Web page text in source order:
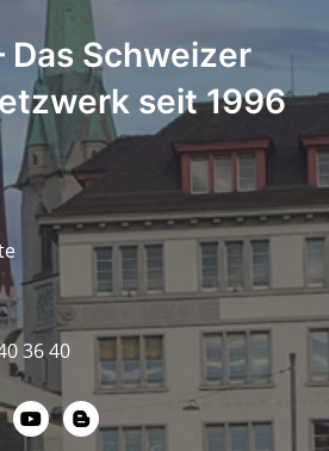
Das Schweizer
seit 1996
36 40